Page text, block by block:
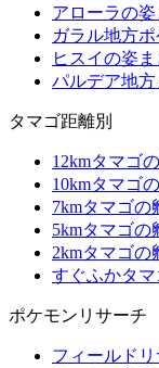
アローラの
ガラル地方
ヒスイの姿
パルデア地方
タマゴ距離別
12kmタマゴ
10kmタマゴ
7kmタマゴの
5kmタマゴの
2kmタマゴの
すぐふかタ
ポケモンリサーチ
フィールド